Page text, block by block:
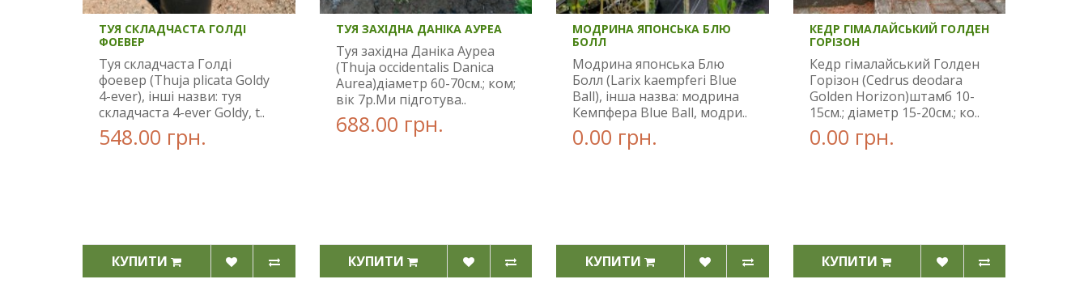
ТУЯ СКЛАДЧАСТА ГОЛДІ
ФОЕВЕР
Туя складчаста Голді
фоевер (Thuja plicata Goldy
4-ever), інші назви: туя
складчаста 4-ever Goldy, t..
548.00 грн.
КУПИТИ
ТУЯ ЗАХІДНА ДАНІКА АУРЕА
Туя західна Даніка Ауреа
(Thuja occidentalis Danica
Aurea)діаметр 60-70см.; ком;
вік 7р.Ми підготува..
688.00 грн.
КУПИТИ
МОДРИНА ЯПОНСЬКА БЛЮ
БОЛЛ
Модрина японська Блю
Болл (Larix kaempferi Blue
Ball), інша назва: модрина
Кемпфера Blue Ball, модри..
0.00 грн.
КУПИТИ
КЕДР ГІМАЛАЙСЬКИЙ ГОЛДЕН
ГОРІЗОН
Кедр гімалайський Голден
Горізон (Cedrus deodara
Golden Horizon)штамб 10-
15см.; діаметр 15-20см.; ко..
0.00 грн.
КУПИТИ